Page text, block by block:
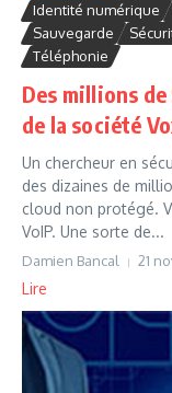
Identité numérique
Sauvegarde
Téléphonie
Des millions
de la société
Un chercheur en
des dizaines de
cloud non protégé.
VoIP. Une sorte de...
Damien Bancal 21
Lire